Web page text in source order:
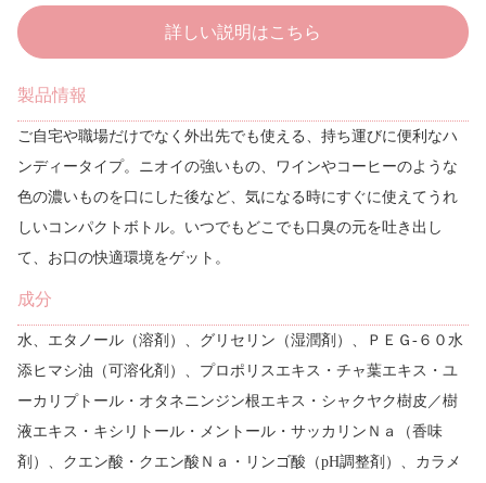
詳しい説明はこちら
製品情報
ご自宅や職場だけでなく外出先でも使える、持ち運びに便利なハ
ンディータイプ。ニオイの強いもの、ワインやコーヒーのような
色の濃いものを口にした後など、気になる時にすぐに使えてうれ
しいコンパクトボトル。いつでもどこでも口臭の元を吐き出し
て、お口の快適環境をゲット。
成分
水、エタノール（溶剤）、グリセリン（湿潤剤）、ＰＥＧ‐６０水
添ヒマシ油（可溶化剤）、プロポリスエキス・チャ葉エキス・ユ
ーカリプトール・オタネニンジン根エキス・シャクヤク樹皮／樹
液エキス・キシリトール・メントール・サッカリンＮａ（香味
剤）、クエン酸・クエン酸Ｎａ・リンゴ酸（pH調整剤）、カラメ